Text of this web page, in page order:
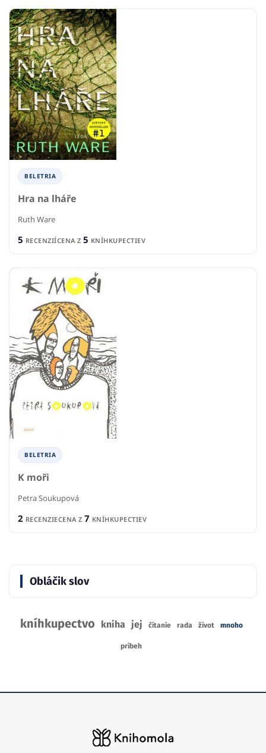
BELETRIA
Hra na lháře
Ruth Ware
5 RECENZIÍCENA Z 5 KNÍHKUPECTIEV
BELETRIA
K moři
Petra Soukupová
2 RECENZIECENA Z 7 KNÍHKUPECTIEV
Obláčik slov
kníhkupectvo kniha jej čítanie rada život mnoho
príbeh